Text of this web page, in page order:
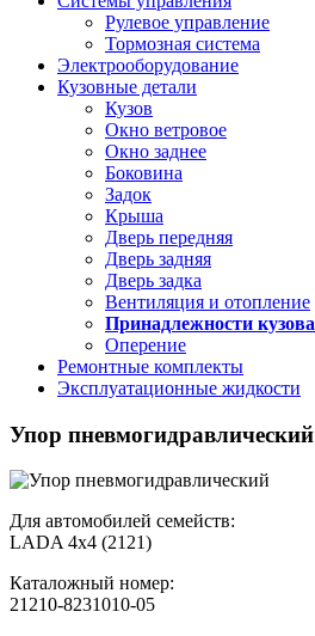
Рулевое управление
Тормозная система
Электрооборудование
Кузовные детали
Кузов
Окно ветровое
Окно заднее
Боковина
Задок
Крыша
Дверь передняя
Дверь задняя
Дверь задка
Вентиляция и отопление
Принадлежности кузова
Оперение
Ремонтные комплекты
Эксплуатационные жидкости
Упор пневмогидравлический
Для автомобилей семейств:
LADA 4х4 (2121)
Каталожный номер:
21210-8231010-05